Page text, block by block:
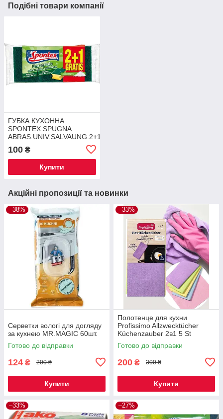
Подібні товари компанії
ГУБКА КУХОННА
SPONTEX SPUGNA
ABRAS.UNIV.SALVAUNG.2+1pz
100 ₴
Купити
Акційні пропозиції та новинки
–38%
Серветки вологі для догляду
за кухнею MR.MAGIC 60шт.
Готово до відправки
124 ₴ 200 ₴
Купити
–33%
Полотенце для кухни
Profissimo Allzwecktücher
Küchenzauber 2в1 5 St
Готово до відправки
200 ₴ 300 ₴
Купити
–33% –27%